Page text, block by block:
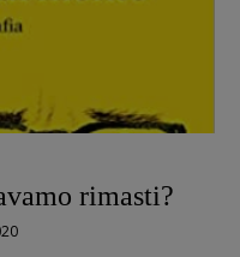
rimasti?